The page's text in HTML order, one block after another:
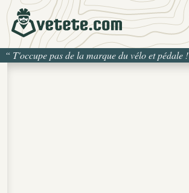
“ T'occupe pas de la marque du vélo et pédale !